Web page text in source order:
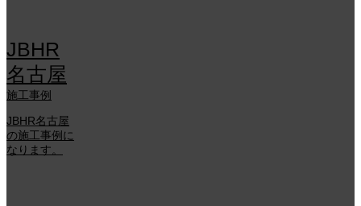
JBHR
名古屋
施工事例
JBHR名古屋
の施工事例に
なります。